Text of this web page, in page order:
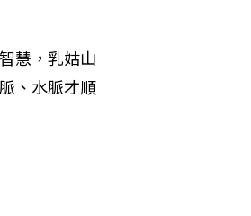
慧，乳姑山
、水脈才順